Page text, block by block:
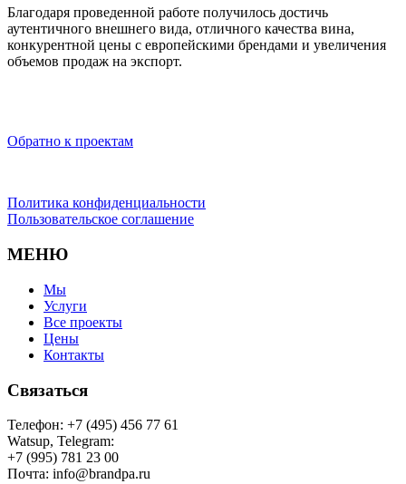
Благодаря проведенной работе получилось достичь
аутентичного внешнего вида, отличного качества вина,
конкурентной цены с европейскими брендами и увеличения
объемов продаж на экспорт.
Обратно к проектам
Политика конфиденциальности
Пользовательское соглашение
МЕНЮ
Мы
Услуги
Все проекты
Цены
Контакты
Связаться
Телефон: +7 (495) 456 77 61
Watsup, Telegram:
+7 (995) 781 23 00
Почта: info@brandpa.ru